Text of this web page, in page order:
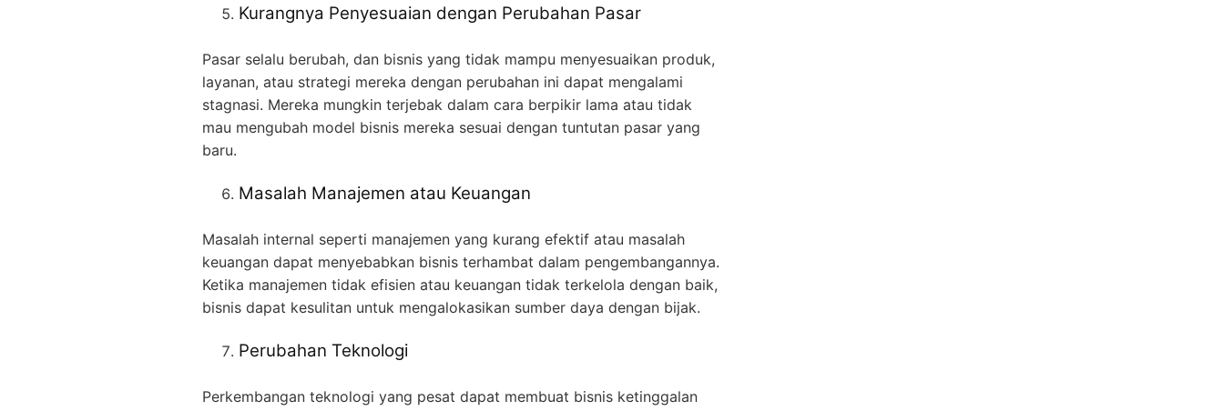
Kurangnya Penyesuaian dengan Perubahan Pasar
Pasar selalu berubah, dan bisnis yang tidak mampu menyesuaikan produk,
layanan, atau strategi mereka dengan perubahan ini dapat mengalami
stagnasi. Mereka mungkin terjebak dalam cara berpikir lama atau tidak
mau mengubah model bisnis mereka sesuai dengan tuntutan pasar yang
baru.
Masalah Manajemen atau Keuangan
Masalah internal seperti manajemen yang kurang efektif atau masalah
keuangan dapat menyebabkan bisnis terhambat dalam pengembangannya.
Ketika manajemen tidak efisien atau keuangan tidak terkelola dengan baik,
bisnis dapat kesulitan untuk mengalokasikan sumber daya dengan bijak.
Perubahan Teknologi
Perkembangan teknologi yang pesat dapat membuat bisnis ketinggalan